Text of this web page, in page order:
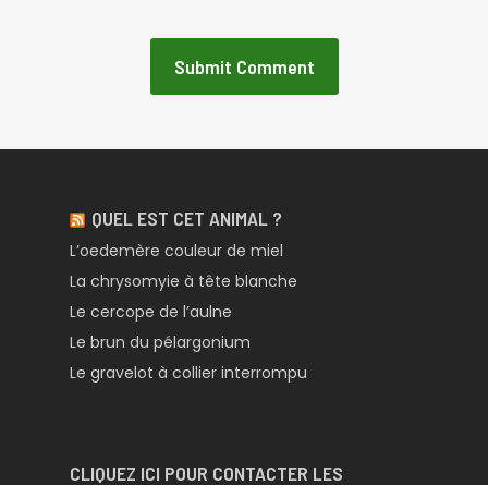
QUEL EST CET ANIMAL ?
L’oedemère couleur de miel
La chrysomyie à tête blanche
Le cercope de l’aulne
Le brun du pélargonium
Le gravelot à collier interrompu
CLIQUEZ ICI POUR CONTACTER LES